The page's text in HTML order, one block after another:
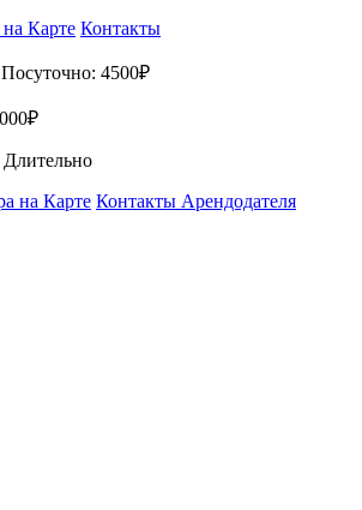
Карте Контакты
4500₽
на Карте Контакты Арендодателя